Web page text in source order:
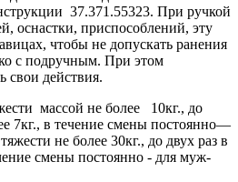
37.371.55323. При ручкой
оснастки, приспособлений, эту
чтобы не допускать ранения
с подруч­ным. При этом
свои действия.
массой не более 10кг., до
7кг., в течение смены постоянно—
не более 30кг., до двух раз в
смены постоянно - для муж­